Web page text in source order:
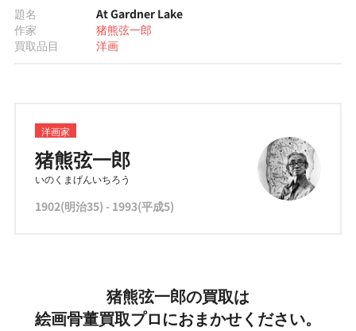
題名
At Gardner Lake
作家
猪熊弦一郎
買取品目
洋画
洋画家
猪熊弦一郎
いのくまげんいちろう
1902(明治35) - 1993(平成5)
猪熊弦一郎の買取は
絵画骨董買取プロにおまかせください。